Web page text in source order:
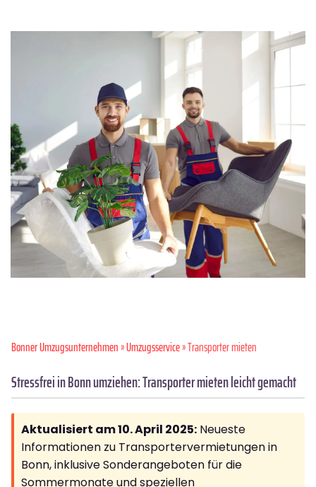
Bonner Umzugsunternehmen»Umzugsservice» Transporter mieten
Stressfrei in Bonn umziehen: Transporter mieten leicht gemacht
Aktualisiert am 10. April 2025: Neueste
Informationen zu Transportervermietungen in
Bonn, inklusive Sonderangeboten für die
Sommermonate und speziellen